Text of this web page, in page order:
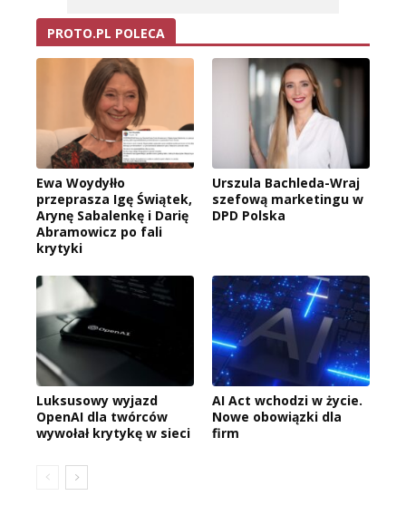
PROTO.PL POLECA
Ewa Woydyłło
przeprasza Igę Świątek,
Arynę Sabalenkę i Darię
Abramowicz po fali
krytyki
Urszula Bachleda-Wraj
szefową marketingu w
DPD Polska
Luksusowy wyjazd
OpenAI dla twórców
wywołał krytykę w sieci
AI Act wchodzi w życie.
Nowe obowiązki dla
firm